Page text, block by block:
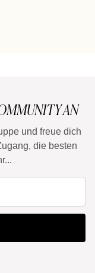
AN
und freue dich
die besten